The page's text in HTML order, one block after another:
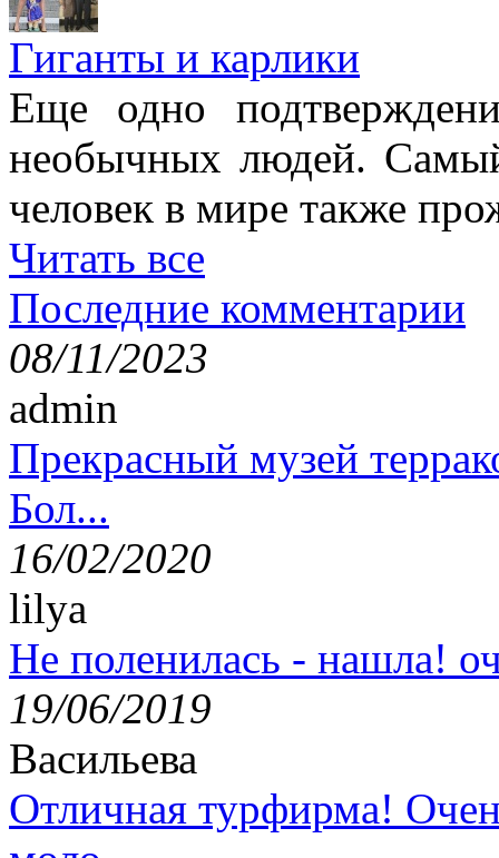
Гиганты и карлики
Еще одно
необычных людей.
человек в мире также
Читать все
Последние комментарии
08/11/2023
admin
Прекрасный музей
Бол...
16/02/2020
lilya
Не поленилась - нашла!
19/06/2019
Васильева
Отличная турфирма!